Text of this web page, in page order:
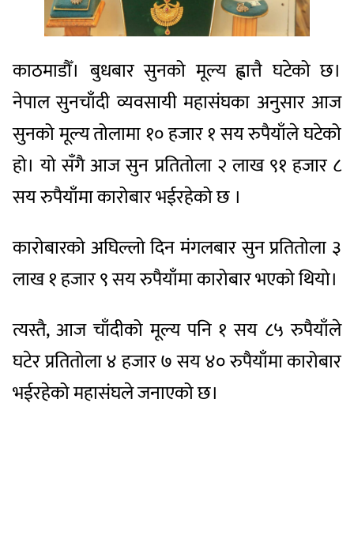
काठमाडौँ। बुधबार सुनको मूल्य ह्वात्तै घटेको छ।
नेपाल सुनचाँदी व्यवसायी महासंघका अनुसार आज
सुनको मूल्य तोलामा १० हजार १ सय रुपैयाँले घटेको
हो। यो सँगै आज सुन प्रतितोला २ लाख ९१ हजार ८
सय रुपैयाँमा कारोबार भईरहेको छ ।
कारोबारको अघिल्लो दिन मंगलबार सुन प्रतितोला ३
लाख १ हजार ९ सय रुपैयाँमा कारोबार भएको थियो।
त्यस्तै, आज चाँदीको मूल्य पनि १ सय ८५ रुपैयाँले
घटेर प्रतितोला ४ हजार ७ सय ४० रुपैयाँमा कारोबार
भईरहेको महासंघले जनाएको छ।